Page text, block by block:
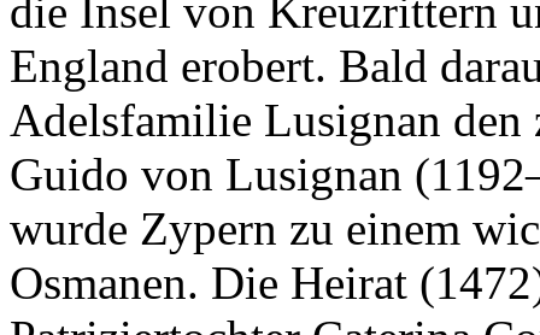
die Insel von Kreuzrittern
England erobert. Bald
Adelsfamilie Lusignan
Guido von Lusignan
wurde Zypern zu einem
Osmanen. Die Heirat